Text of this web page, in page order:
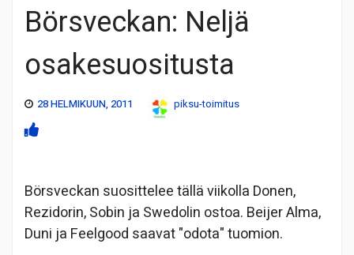
Börsveckan: Neljä
osakesuositusta
28 HELMIKUUN, 2011 piksu-toimitus
Börsveckan suosittelee tällä viikolla Donen,
Rezidorin, Sobin ja Swedolin ostoa. Beijer Alma,
Duni ja Feelgood saavat "odota" tuomion.